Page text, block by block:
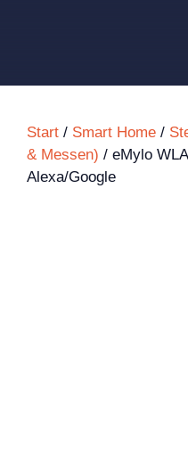
Start / Smart Home /
& Messen) / eMylo
Alexa/Google